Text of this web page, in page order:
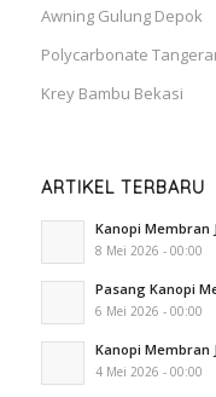
Awning Gulung Depok
Polycarbonate
Krey Bambu Bekasi
ARTIKEL TERBARU
Kanopi Membran
8 Mei 2026 - 00:00
Pasang Kanopi
6 Mei 2026 - 00:00
Kanopi Membran
4 Mei 2026 - 00:00